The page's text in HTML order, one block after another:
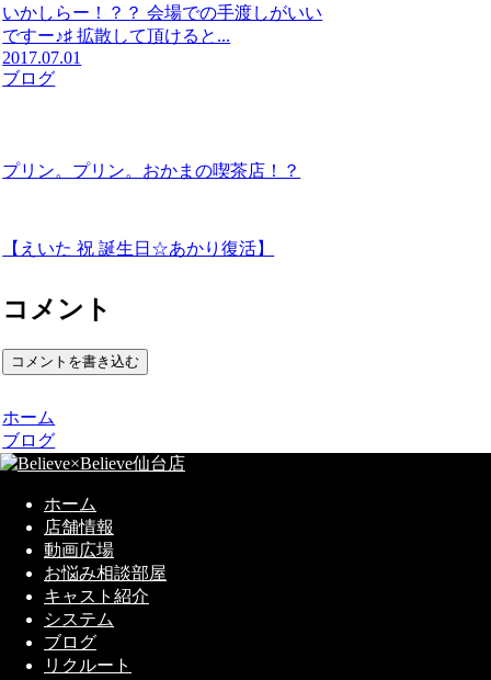
いかしらー！？？ 会場での手渡しがいい
ですー♪♯ 拡散して頂けると...
2017.07.01
ブログ
プリン。プリン。おかまの喫茶店！？
【えいた 祝 誕生日☆あかり復活】
コメント
コメントを書き込む
ホーム
ブログ
ホーム
店舗情報
動画広場
お悩み相談部屋
キャスト紹介
システム
ブログ
リクルート